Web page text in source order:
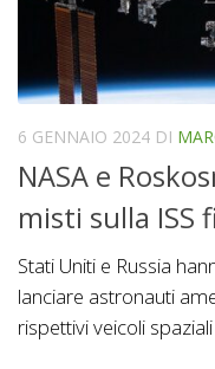
6 GENNAIO 2024 DI
NASA e
misti sulla ISS
Stati Uniti e Russia
lanciare astronauti
rispettivi veicoli spaziali